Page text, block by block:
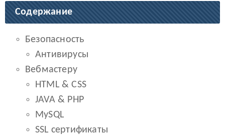
Содержание
Безопасность
Антивирусы
Вебмастеру
HTML & CSS
JAVA & PHP
MySQL
SSL сертификаты